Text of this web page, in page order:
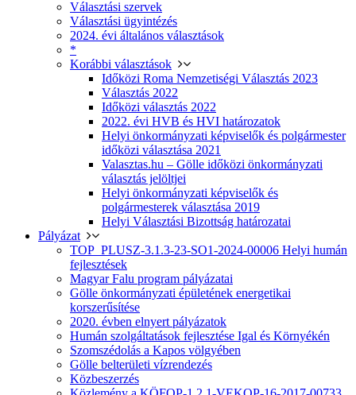
Választási szervek
Választási ügyintézés
2024. évi általános választások
*
Korábbi választások
Időközi Roma Nemzetiségi Választás 2023
Választás 2022
Időközi választás 2022
2022. évi HVB és HVI határozatok
Helyi önkormányzati képviselők és polgármester
időközi választása 2021
Valasztas.hu – Gölle időközi önkormányzati
választás jelöltjei
Helyi önkormányzati képviselők és
polgármesterek választása 2019
Helyi Választási Bizottság határozatai
Pályázat
TOP_PLUSZ-3.1.3-23-SO1-2024-00006 Helyi humán
fejlesztések
Magyar Falu program pályázatai
Gölle önkormányzati épületének energetikai
korszerűsítése
2020. évben elnyert pályázatok
Humán szolgáltatások fejlesztése Igal és Környékén
Szomszédolás a Kapos völgyében
Gölle belterületi vízrendezés
Közbeszerzés